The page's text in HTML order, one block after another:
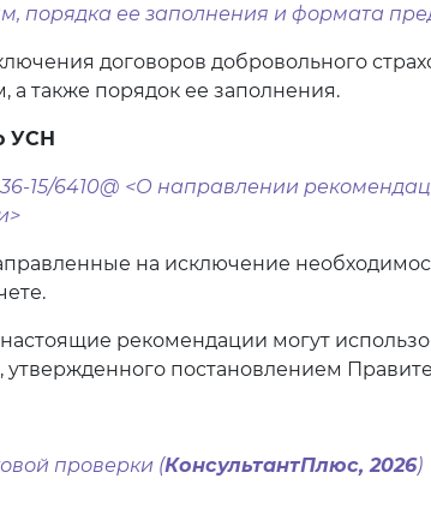
порядка ее заполнения и формата
договоров добровольного
а также порядок ее заполнения.
УСН
36-15/6410@ <О направлении
на исключение
рекомендации могут
постановлением
проверки (КонсультантПлюс, 2026)